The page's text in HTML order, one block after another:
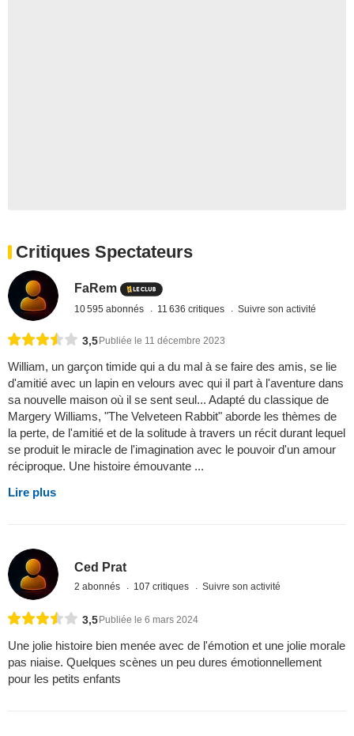
Critiques Spectateurs
FaRem
10 595 abonnés 11 636 critiques Suivre son activité
3,5 Publiée le 11 décembre 2023
William, un garçon timide qui a du mal à se faire des amis, se lie
d'amitié avec un lapin en velours avec qui il part à l'aventure dans
sa nouvelle maison où il se sent seul... Adapté du classique de
Margery Williams, "The Velveteen Rabbit" aborde les thèmes de
la perte, de l'amitié et de la solitude à travers un récit durant lequel
se produit le miracle de l'imagination avec le pouvoir d'un amour
réciproque. Une histoire émouvante ...
Lire plus
Ced Prat
2 abonnés 107 critiques Suivre son activité
3,5Publiée le 6 mars 2024
Une jolie histoire bien menée avec de l'émotion et une jolie morale
pas niaise. Quelques scènes un peu dures émotionnellement
pour les petits enfants